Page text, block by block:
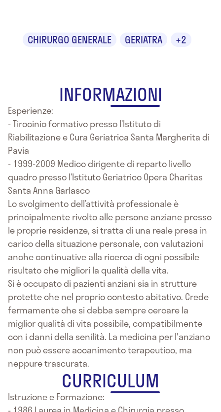
CHIRURGO GENERALE GERIATRA +2
INFORMAZIONI
Esperienze:
- Tirocinio formativo presso l’Istituto di
Riabilitazione e Cura Geriatrica Santa Margherita di
Pavia
- 1999-2009 Medico dirigente di reparto livello
quadro presso l’Istituto Geriatrico Opera Charitas
Santa Anna Garlasco
Lo svolgimento dell’attività professionale è
principalmente rivolto alle persone anziane presso
le proprie residenze, si tratta di una reale presa in
carico della situazione personale, con valutazioni
anche continuative alla ricerca di ogni possibile
risultato che migliori la qualità della vita.
Si è occupato di pazienti anziani sia in strutture
protette che nel proprio contesto abitativo. Crede
fermamente che si debba sempre cercare la
miglior qualità di vita possibile, compatibilmente
con i danni della senilità. La medicina per l'anziano
non può essere accanimento terapeutico, ma
neppure trascurata.
CURRICULUM
Istruzione e Formazione: